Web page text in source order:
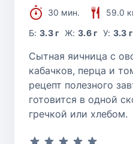
30 мин.
59.0
Б:3.3 г Ж: 3.6 г У: 3.3 г
Сытная яичница с
кабачков, перца и
рецепт полезного
готовится в одной
гречкой или хлебом.